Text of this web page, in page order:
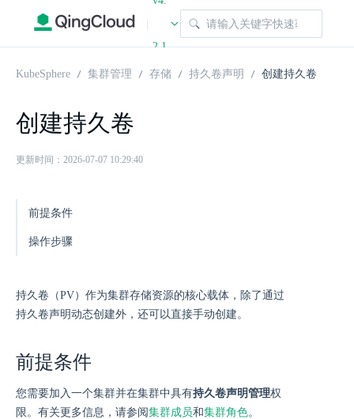
|
2.1
KubeSphere 集群管理 存储 持久卷声明 创建持久卷
创建持久卷
更新时间：2026-07-07 10:29:40
前提条件
操作步骤
持久卷（PV）作为集群存储资源的核心载体，除了通过
持久卷声明动态创建外，还可以直接手动创建。
前提条件
您需要加入一个集群并在集群中具有持久卷声明管理权
限。有关更多信息，请参阅集群成员和集群角色。